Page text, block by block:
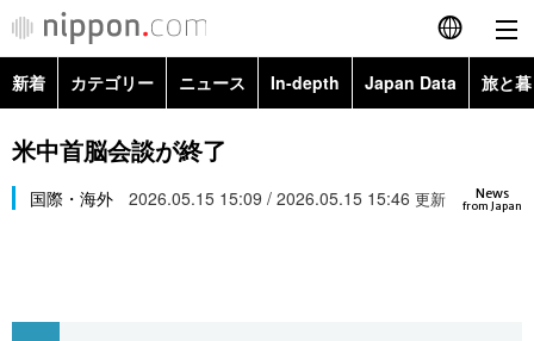
English
繁體字
新着 カテゴリー ニュース In-depth Japan Data 旅と
政治・外交
経済・ビジネス
社会
Images
米中首脳会談が終了
News
from Japan
国際・海外 2026.05.15 15:09 / 2026.05.15 15:46 更新